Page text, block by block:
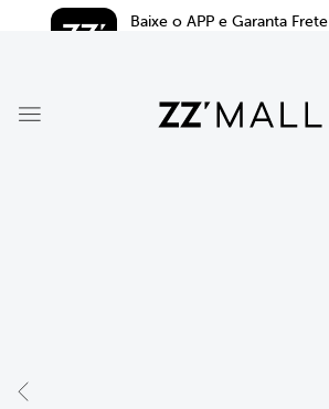
Baixe o APP e Garanta Frete